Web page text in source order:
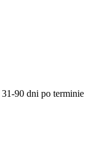
31-90 dni po terminie